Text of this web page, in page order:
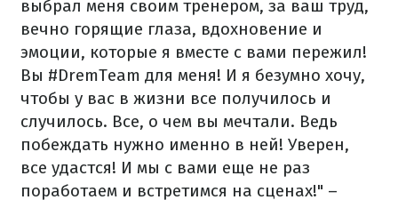
выбрал меня своим тренером, за ваш труд,
вечно горящие глаза, вдохновение и
эмоции, которые я вместе с вами пережил!
Вы #DremTeam для меня! И я безумно хочу,
чтобы у вас в жизни все получилось и
случилось. Все, о чем вы мечтали. Ведь
побеждать нужно именно в ней! Уверен,
все удастся! И мы с вами еще не раз
поработаем и встретимся на сценах!" –